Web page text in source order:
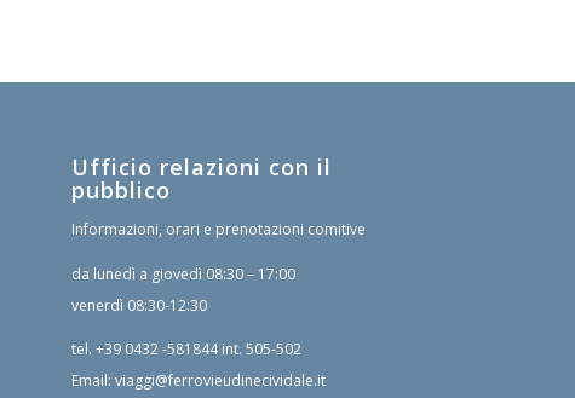
Ufficio relazioni con il
pubblico
Informazioni, orari e prenotazioni comitive
da lunedì a giovedì 08:30 – 17:00
venerdì 08:30-12:30
tel.+39 0432 -581844int. 505-502
Email:viaggi@ferrovieudinecividale.it